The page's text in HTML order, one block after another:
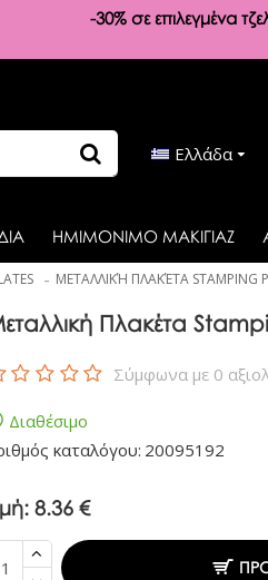
-30% σε επιλεγμένα
Ελλάδα
ΗΜΙΜΟΝΙΜΟ ΜΑΚΙΓΙΑΖ
ΜΕΤΑΛΛΙΚΉ ΠΛΑΚΈΤΑ STAMPING
Πλακέτα
Διαθέσιμο
καταλόγου: 20095192
Σύμφωνα με 0
8.36 €